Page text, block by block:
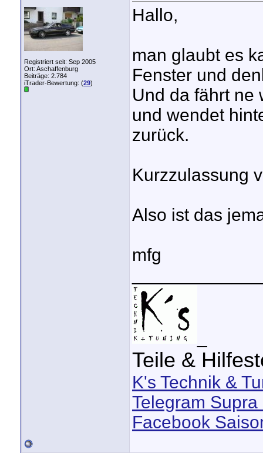
Registriert seit: Sep 2005
Ort: Aschaffenburg
Beiträge: 2.784
iTrader-Bewertung: (29)
Hallo,
man glaubt es
Fenster und
Und da fährt ne
und wendet
zurück.
Kurzzulassung
Also ist das
mfg
Teile &
K's Technik &
Telegram
Facebook